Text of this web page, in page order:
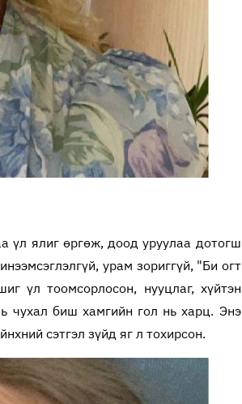
үл ялиг өргөж, доод уруулаа дотогш
урам зориггүй, "Би огт
үл тоомсорлосон, нууцлаг, хүйтэн
чухал биш хамгийн гол нь харц. Энэ
сэтгэл зүйд яг л тохирсон.